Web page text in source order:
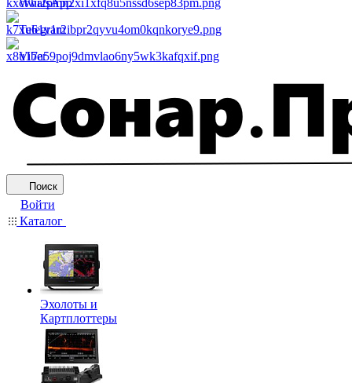
WhatsApp
Telegram
Viber
Поиск
Войти
Каталог
Эхолоты и
Картплоттеры